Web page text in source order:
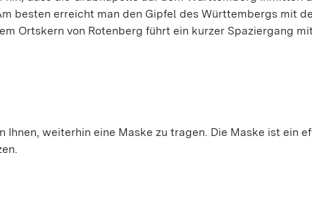
besten erreicht man den Gipfel des Württembergs mit
Ortskern von Rotenberg führt ein kurzer Spaziergang
weiterhin eine Maske zu tragen. Die Maske ist ein